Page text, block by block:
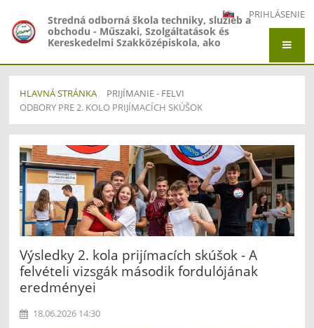
PRIHLÁSENIE
Stredná odborná škola techniky, služieb a
obchodu - Műszaki, Szolgáltatások és
Kereskedelmi Szakközépiskola, ako
Gimnázium, Gymnázium Jána Amosa
Komenského - Comenius Gimnázium a
Stredná odborná škola techniky, služieb a
obchodu - Műszaki, Szolgáltatások és
Kereskedelmi Szakközépiskola, Adyho 7,
Štúrovo
HLAVNÁ STRÁNKA
PRIJÍMANIE - FELVI
ODBORY PRE 2. KOLO PRIJÍMACÍCH SKÚŠOK
Odbory
pre
2.
kolo
prijímacích
skúšok
Výsledky 2. kola prijímacích skúšok - A
felvételi vizsgák második fordulójának
eredményei
18.06.2026 14:30